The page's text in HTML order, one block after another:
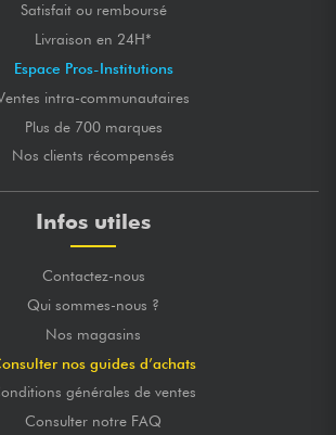
Satisfait ou remboursé
Livraison en 24H*
Espace Pros-Institutions
intra-communautaires
Plus de 700 marques
Nos clients récompensés
Infos utiles
Contactez-nous
Qui sommes-nous ?
Nos magasins
nos guides d’achats
générales de ventes
Consulter notre FAQ